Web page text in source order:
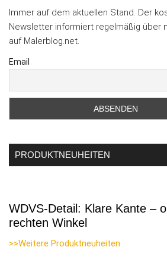
Immer auf dem aktuellen Stand. Der
Newsletter informiert regelmäßig über
auf Malerblog.net.
Email
PRODUKTNEUHEITEN
WDVS-Detail: Klare Kante –
rechten Winkel
>>Weitere Produktneuheiten